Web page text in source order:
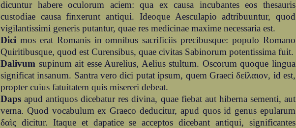
dicuntur habere oculorum aciem: qua ex causa incubantes eos thesauris
custodiae causa finxerunt antiqui. Ideoque Aesculapio adtribuuntur, quod
vigilantissimi generis putantur, quae res medicinae maxime necessaria est.
Dici mos erat Romanis in omnibus sacrificiis precibusque: populo Romano
Quiritibusque, quod est Curensibus, quae civitas Sabinorum potentissima fuit.
Dalivum supinum ait esse Aurelius, Aelius stultum. Oscorum quoque lingua
significat insanum. Santra vero dici putat ipsum, quem Graeci δείλαιον, id est,
propter cuius fatuitatem quis misereri debeat.
Daps apud antiquos dicebatur res divina, quae fiebat aut hiberna sementi, aut
verna. Quod vocabulum ex Graeco deducitur, apud quos id genus epularum
δαὶς dicitur. Itaque et dapatice se acceptos dicebant antiqui, significantes